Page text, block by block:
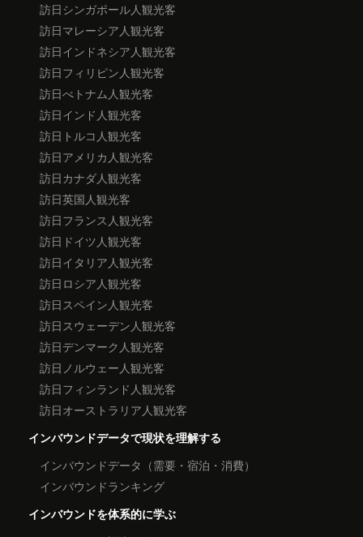
訪日シンガポール人観光客
訪日マレーシア人観光客
訪日インドネシア人観光客
訪日フィリピン人観光客
訪日べトナム人観光客
訪日インド人観光客
訪日トルコ人観光客
訪日アメリカ人観光客
訪日カナダ人観光客
訪日英国人観光客
訪日フランス人観光客
訪日ドイツ人観光客
訪日イタリア人観光客
訪日ロシア人観光客
訪日スペイン人観光客
訪日スウェーデン人観光客
訪日デンマーク人観光客
訪日ノルウェー人観光客
訪日フィンランド人観光客
訪日オーストラリア人観光客
インバウンドデータで現状を理解する
インバウンドデータ（需要・宿泊・消費）
インバウンドランキング
インバウンドを体系的に学ぶ